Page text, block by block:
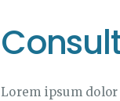
Lorem ipsum dolor